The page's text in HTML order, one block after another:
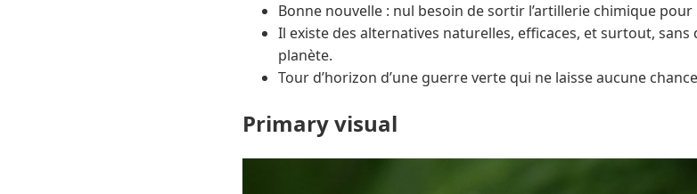
Bonne nouvelle : nul besoin de sortir l’artillerie chimique
Il existe des alternatives naturelles, efficaces, et surtout,
planète.
Tour d’horizon d’une guerre verte qui ne laisse aucune
Primary visual